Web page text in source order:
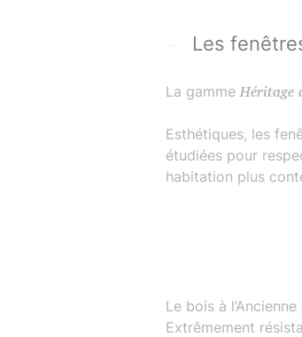
Les
La gamme Héritage
Esthétiques, les
étudiées pour
habitation plus
Le bois à
Extrêmement